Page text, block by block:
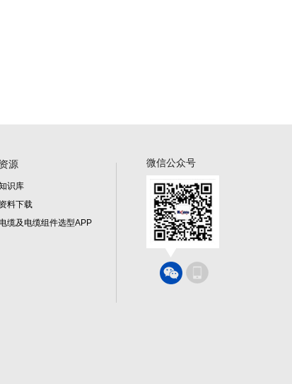
资源
识库
资料下载
缆及电缆组件选型APP
微信公众号